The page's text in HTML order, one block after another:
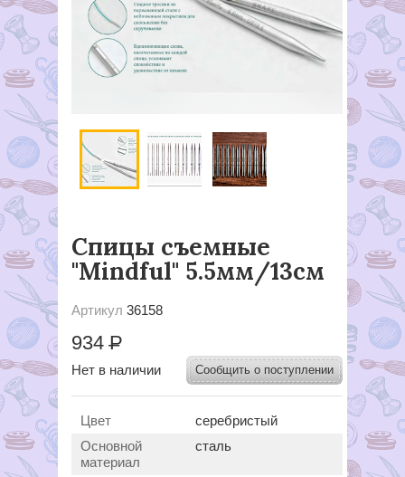
Спицы съемные
"Mindful" 5.5мм/13см
Артикул 36158
934Р
Нет в наличии Сообщить о поступлении
Цвет
серебристый
Основной
материал
сталь